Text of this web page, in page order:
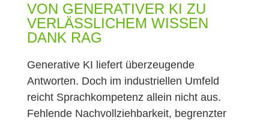
VON GENERATIVER KI ZU
VERLÄSSLICHEM WISSEN
DANK RAG
Generative KI liefert überzeugende
Antworten. Doch im industriellen Umfeld
reicht Sprachkompetenz allein nicht aus.
Fehlende Nachvollziehbarkeit, begrenzter